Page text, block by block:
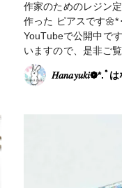
作家のためのレジン
作った ピアスです🌼*･ 作り方動画を
YouTubeで公開中で
いますので、是非ご
(⋆ᴗ͈ˬᴗ͈)” ↓↓↓ #アクセサリー部 #ピアス
#レースフラワー
𝐻𝑎𝑛𝑎𝑦𝑢𝑘𝑖❁⃘*.ﾟは